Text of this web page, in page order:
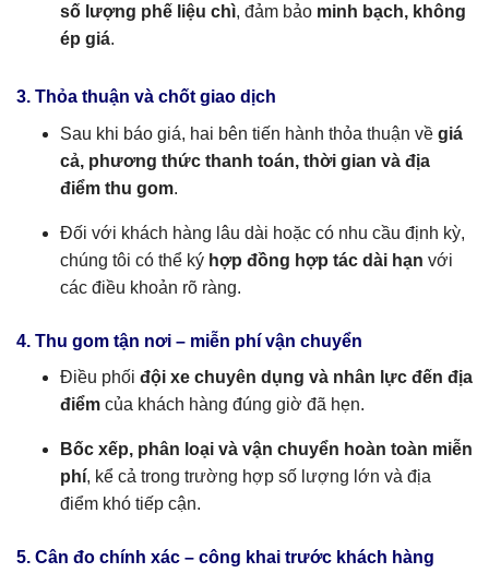
số lượng phế liệu chì, đảm bảo minh bạch, không
ép giá.
3. Thỏa thuận và chốt giao dịch
Sau khi báo giá, hai bên tiến hành thỏa thuận về giá
cả, phương thức thanh toán, thời gian và địa
điểm thu gom.
Đối với khách hàng lâu dài hoặc có nhu cầu định kỳ,
chúng tôi có thể ký hợp đồng hợp tác dài hạn với
các điều khoản rõ ràng.
4. Thu gom tận nơi – miễn phí vận chuyển
Điều phối đội xe chuyên dụng và nhân lực đến địa
điểm của khách hàng đúng giờ đã hẹn.
Bốc xếp, phân loại và vận chuyển hoàn toàn miễn
phí, kể cả trong trường hợp số lượng lớn và địa
điểm khó tiếp cận.
5. Cân đo chính xác – công khai trước khách hàng